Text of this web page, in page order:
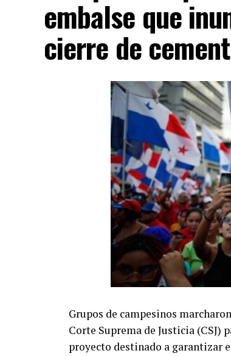
embalse que
cierre de
Grupos de campesinos
Corte Suprema de Justicia (CSJ)
proyecto destinado a garantizar